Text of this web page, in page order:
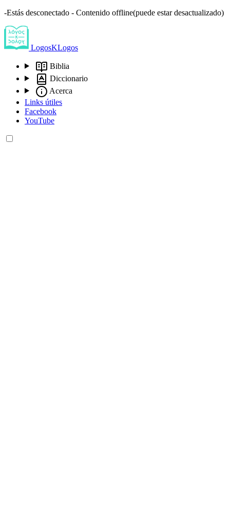
-Estás desconectado - Contenido offline(puede estar desactualizado)
LogosKLogos
Biblia
Diccionario
Acerca
Links útiles
Facebook
YouTube